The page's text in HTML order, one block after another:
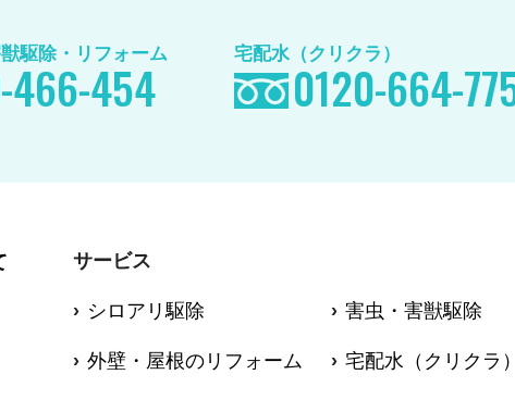
駆除・リフォーム
466-454
宅配水（クリクラ）
0120-664-
サービス
シロアリ駆除 害虫・害獣駆除
外壁・屋根のリフォーム 宅配水（クリクラ）